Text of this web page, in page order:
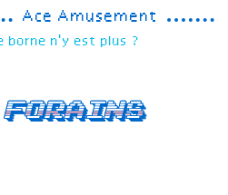
Ace Amusement
borne n'y est plus ?
forains